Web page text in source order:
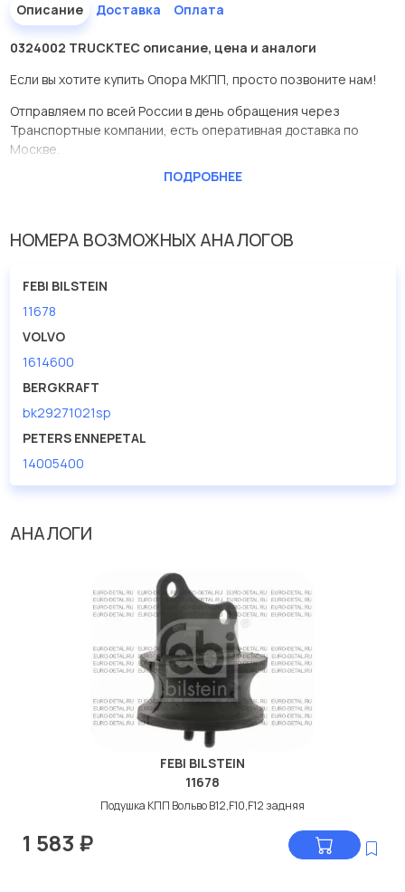
Описание Доставка Оплата
0324002 TRUCKTEC описание, цена и аналоги
Если вы хотите купить Опора МКПП, просто позвоните нам!
Отправляем по всей России в день обращения через
Транспортные компании, есть оперативная доставка по
Москве.
Эта запчасть представлена по производителю TRUCKTEC
Опора МКПП в нашей компании Евродеталь представлены в
Мы продаем сертифицированные колодки тормозные
дисковые с гарантией от производителя TRUCKTEC.
ПОДРОБНЕЕ
НОМЕРА ВОЗМОЖНЫХ АНАЛОГОВ
FEBI BILSTEIN
11678
VOLVO
1614600
BERGKRAFT
bk29271021sp
PETERS ENNEPETAL
14005400
АНАЛОГИ
FEBI BILSTEIN
11678
Подушка КПП Вольво В12,F10,F12 задняя
1 583 ₽